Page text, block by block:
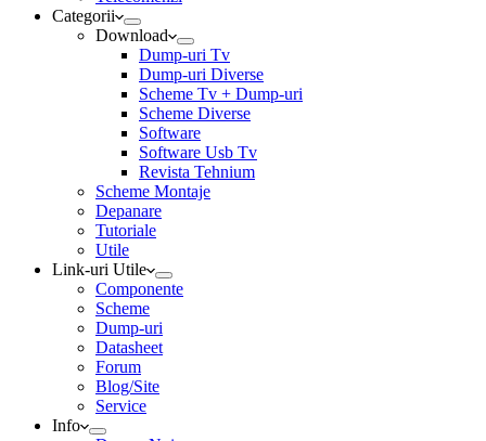
Categorii
Download
Dump-uri Tv
Dump-uri Diverse
Scheme Tv + Dump-uri
Scheme Diverse
Software
Software Usb Tv
Revista Tehnium
Scheme Montaje
Depanare
Tutoriale
Utile
Link-uri Utile
Componente
Scheme
Dump-uri
Datasheet
Forum
Blog/Site
Service
Info